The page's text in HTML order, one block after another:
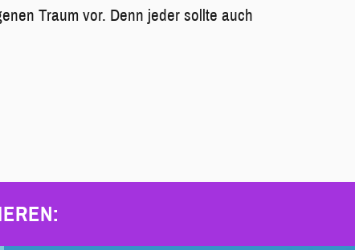
Traum vor. Denn jeder sollte auch